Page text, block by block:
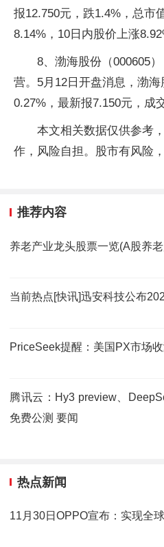
报12.750元，跌1.4%，总市
8.14%，10日内股价上涨
8、渤海股份（000605
营。5月12日开盘消息，渤
0.27%，最新报7.150元，成
本文相关数据仅供参考
作，风险自担。股市有风险
推荐内容
养老产业龙头股票一览(A股养
当前热点[快讯]迅安科技公布
PriceSeek提醒：美国PX市场
腾讯云：Hy3 preview、
免费公测 要闻
热点新闻
11月30日OPPO宣布：实现全